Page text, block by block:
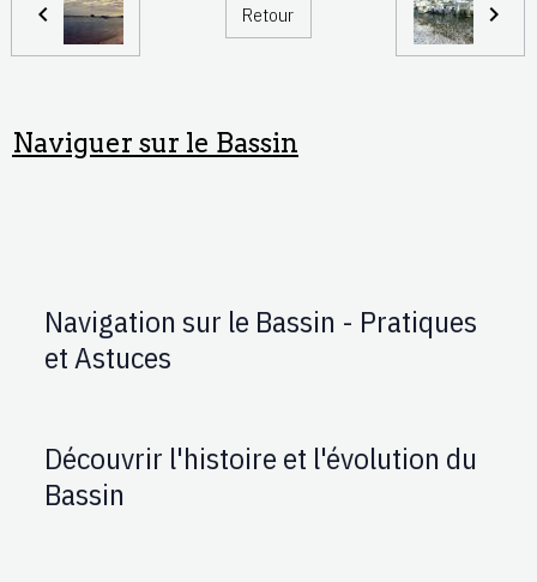
Retour
Naviguer sur le Bassin
Navigation sur le Bassin - Pratiques
et Astuces
Découvrir l'histoire et l'évolution du
Bassin